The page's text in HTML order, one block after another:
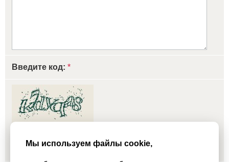
Введите код: *
Мы используем файлы cookie,